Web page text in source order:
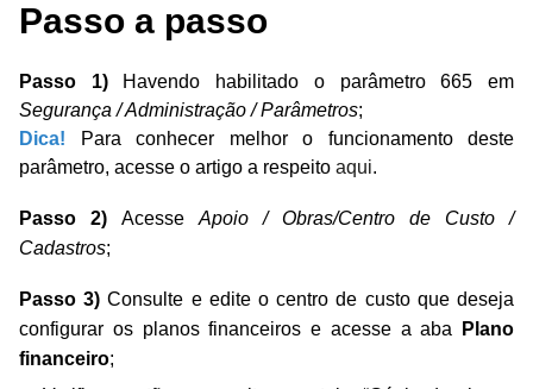
Passo a passo
Passo 1) Havendo habilitado o parâmetro 665 em
Segurança / Administração / Parâmetros;
Dica!
Para conhecer melhor o funcionamento deste
parâmetro, acesse o artigo a respeito aqui.
Passo 2) Acesse Apoio / Obras/Centro de Custo /
Cadastros;
Passo 3) Consulte e edite o centro de custo que deseja
configurar os planos financeiros e acesse a aba
Plano
financeiro;